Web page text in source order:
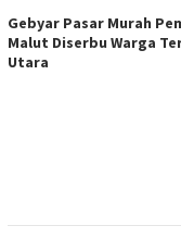
Gebyar Pasar Murah
Malut Diserbu Warga
Utara